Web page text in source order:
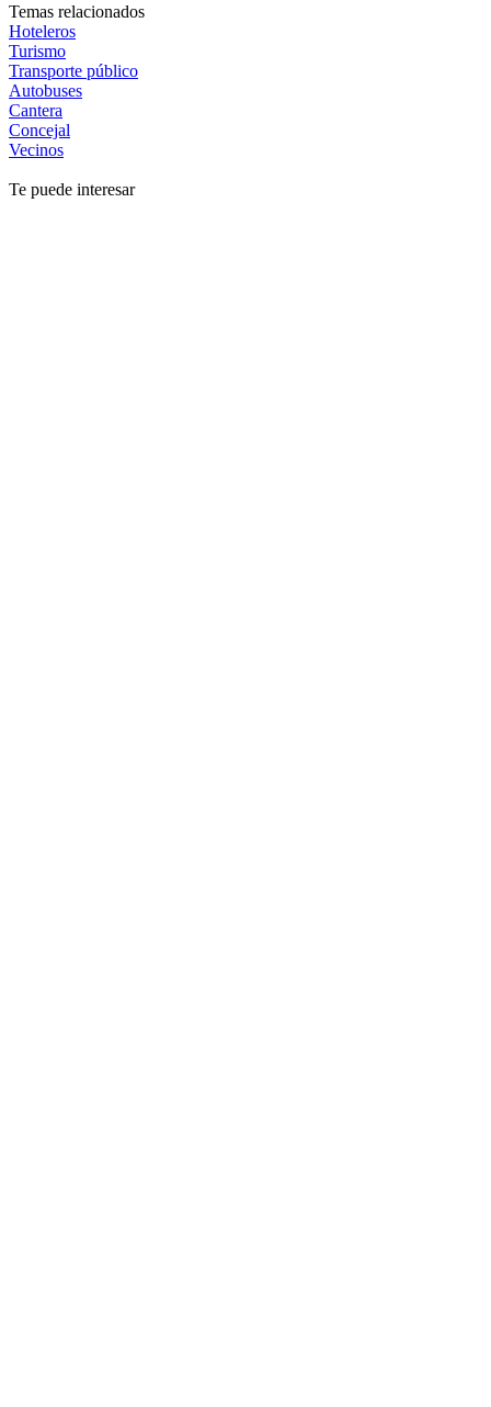
Temas relacionados
Hoteleros
Turismo
Transporte público
Autobuses
Cantera
Concejal
Vecinos
Te puede interesar